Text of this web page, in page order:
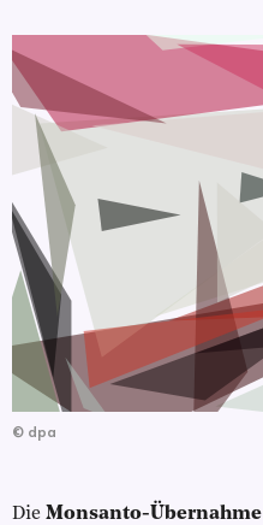
© dpa
Die Monsanto-Übernahme